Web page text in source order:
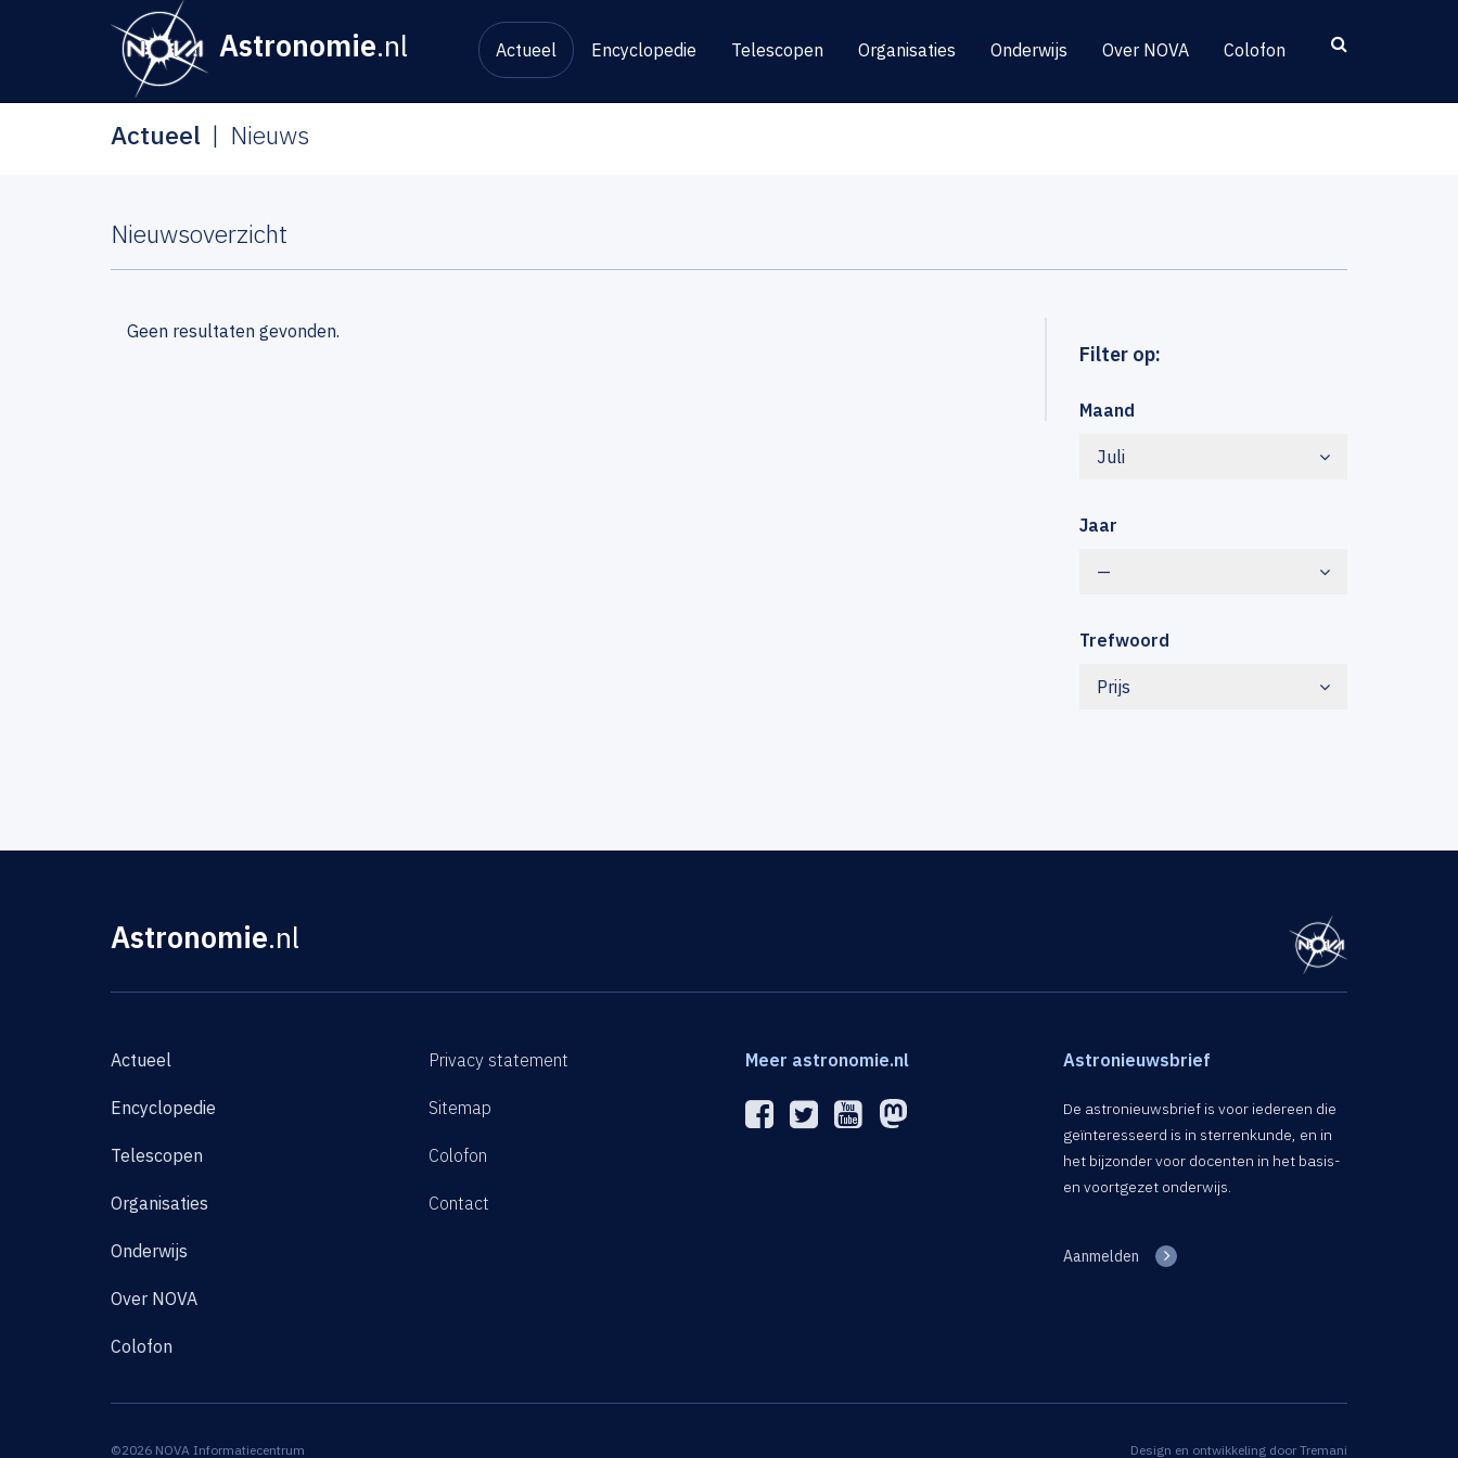
Astronomie.nl Actueel Encyclopedie Telescopen Organisaties Onderwijs Over NOVA Colofon
Actueel Nieuws
Nieuwsoverzicht
Filter op:
Maand
Juli
Jaar
—
Trefwoord
Prijs
Geen resultaten gevonden.
Astronomie.nl
Actueel
Encyclopedie
Telescopen
Organisaties
Onderwijs
Over NOVA
Colofon
Privacy statement
Sitemap
Colofon
Contact
Meer astronomie.nl Astronieuwsbrief
De astronieuwsbrief is voor iedereen die
geïnteresseerd is in sterrenkunde, en in
het bijzonder voor docenten in het basis-
en voortgezet onderwijs.
Aanmelden
©2026 NOVA Informatiecentrum Design en ontwikkeling door Tremani